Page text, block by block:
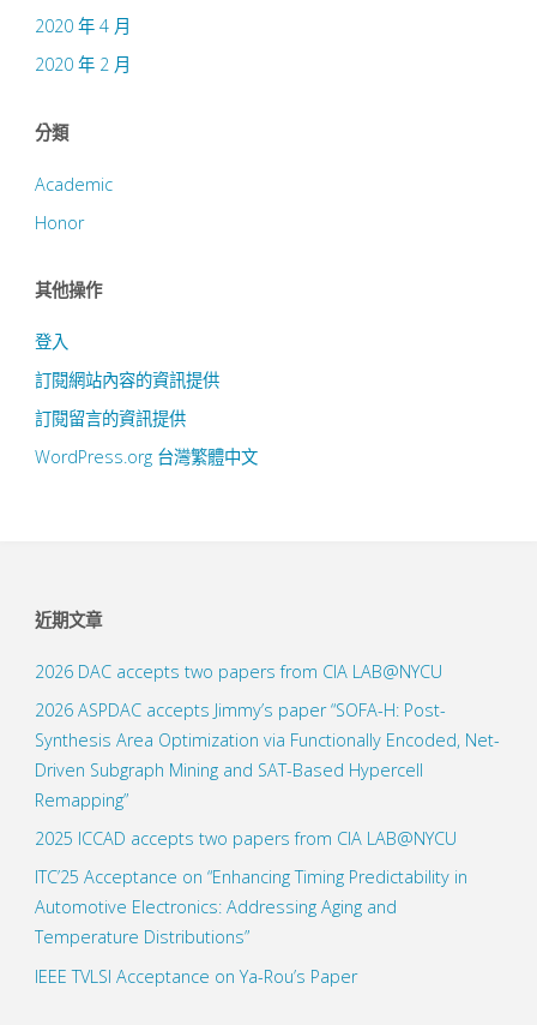
2020 年 4 月
2020 年 2 月
分類
Academic
Honor
其他操作
登入
訂閱網站內容的資訊提供
訂閱留言的資訊提供
WordPress.org 台灣繁體中文
近期文章
2026 DAC accepts two papers from CIA LAB@NYCU
2026 ASPDAC accepts Jimmy’s paper “SOFA-H: Post-
Synthesis Area Optimization via Functionally Encoded, Net-
Driven Subgraph Mining and SAT-Based Hypercell
Remapping”
2025 ICCAD accepts two papers from CIA LAB@NYCU
ITC’25 Acceptance on “Enhancing Timing Predictability in
Automotive Electronics: Addressing Aging and
Temperature Distributions”
IEEE TVLSI Acceptance on Ya-Rou’s Paper